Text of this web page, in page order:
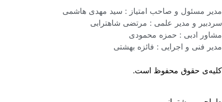
مدیر مسئول و صاحب امتیاز : سید مهدی هاشمی
سردبیر و مدیر علمی : مرتضی شاهترابی
مشاور ادبی : حمزه محمودی
مدیر فنی و اجرایی : فائزه بهشتی
کلیه‌ی حقوق محفوظ است.